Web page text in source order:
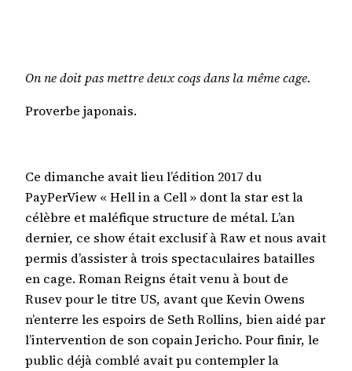
On ne doit pas mettre deux coqs dans la même cage.
Proverbe japonais.
Ce dimanche avait lieu l’édition 2017 du
PayPerView « Hell in a Cell » dont la star est la
célèbre et maléfique structure de métal. L’an
dernier, ce show était exclusif à Raw et nous avait
permis d’assister à trois spectaculaires batailles
en cage. Roman Reigns était venu à bout de
Rusev pour le titre US, avant que Kevin Owens
n’enterre les espoirs de Seth Rollins, bien aidé par
l’intervention de son copain Jericho. Pour finir, le
public déjà comblé avait pu contempler la